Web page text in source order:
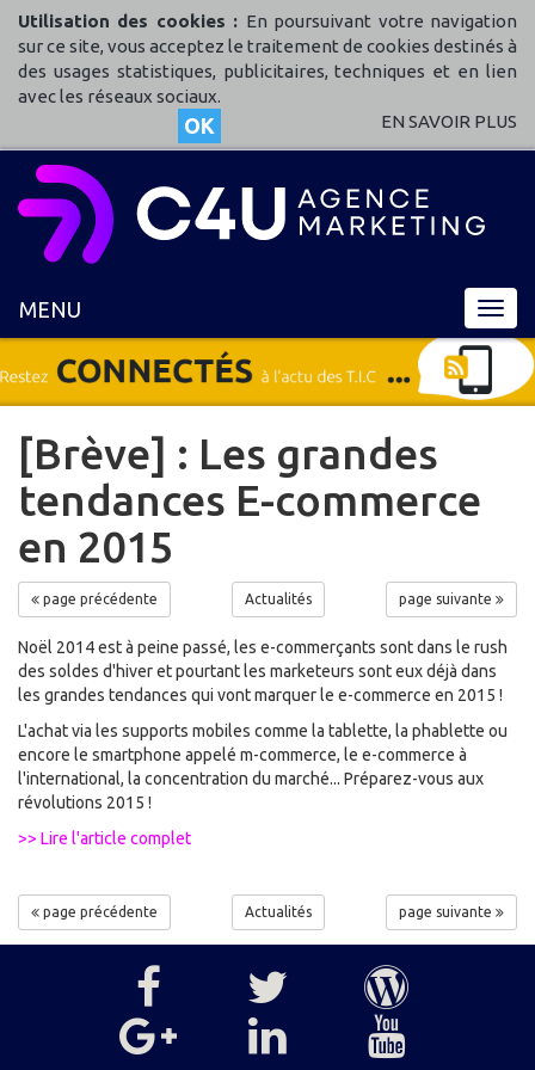
Utilisation des cookies : En poursuivant votre navigation
sur ce site, vous acceptez le traitement de cookies destinés à
des usages statistiques, publicitaires, techniques et en lien
avec les réseaux sociaux.
OK EN SAVOIR PLUS
MENU
MENU
[Brève] : Les grandes
tendances E-commerce
en 2015
page précédente Actualités page suivante
Noël 2014 est à peine passé, les e-commerçants sont dans le rush
des soldes d'hiver et pourtant les marketeurs sont eux déjà dans
les grandes tendances qui vont marquer le e-commerce en 2015 !
L'achat via les supports mobiles comme la tablette, la phablette ou
encore le smartphone appelé m-commerce, le e-commerce à
l'international, la concentration du marché... Préparez-vous aux
révolutions 2015 !
>> Lire l'article complet
page précédente Actualités page suivante